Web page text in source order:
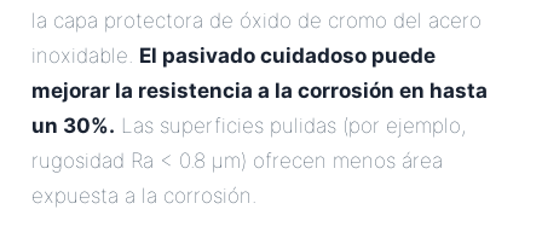
la capa protectora de óxido de cromo del acero
inoxidable. El pasivado cuidadoso puede
mejorar la resistencia a la corrosión en hasta
un 30%. Las superficies pulidas (por ejemplo,
rugosidad Ra < 0.8 µm) ofrecen menos área
expuesta a la corrosión.